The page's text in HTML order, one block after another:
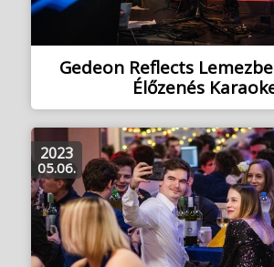
Gedeon Reflects
Élőzenés
2023
05.06.